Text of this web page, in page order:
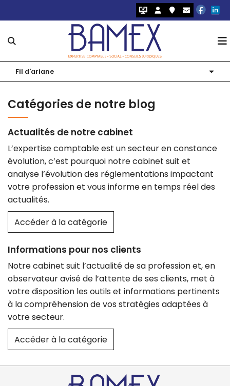
Notre cabinet
Nos bureaux
Nos solutions digitales
Nous rejoindre
Création d'entreprise
RH et Paie
Juridique d’entreprise
Nos logiciels 2.0
Edoc – Coffre-fort numérique
Isuite Expert
Échéanciers
Chiffres utiles
Actualités
Notre blog
Fil d'ariane
Catégories de notre blog
Actualités de notre cabinet
L’expertise comptable est un secteur en constance
évolution, c’est pourquoi notre cabinet suit et
analyse l’évolution des réglementations impactant
votre profession et vous informe en temps réel des
actualités.
Accéder à la catégorie
Informations pour nos clients
Notre cabinet suit l’actualité de sa profession et, en
observateur avisé de l’attente de ses clients, met à
votre disposition les outils et informations pertinents
à la compréhension de vos stratégies adaptées à
votre secteur.
Accéder à la catégorie